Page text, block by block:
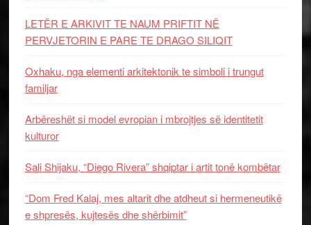
LETËR E ARKIVIT TE NAUM PRIFTIT NË
PERVJETORIN E PARE TE DRAGO SILIQIT
Oxhaku, nga elementi arkitektonik te simboli i trungut
familjar
Arbëreshët si model evropian i mbrojtjes së identitetit
kulturor
Sali Shijaku, “Diego Rivera” shqiptar i artit tonë kombëtar
“Dom Fred Kalaj, mes altarit dhe atdheut si hermeneutikë
e shpresës, kujtesës dhe shërbimit”